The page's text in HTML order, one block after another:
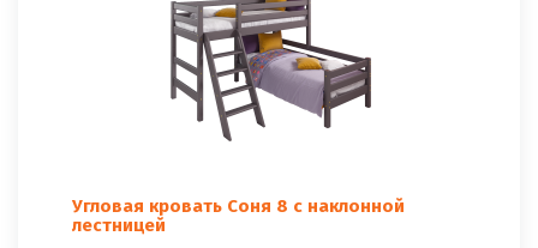
Угловая кровать Соня 8 с наклонной
лестницей